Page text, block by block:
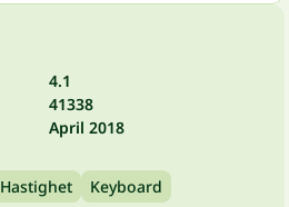
4.1
41338
April 2018
Hastighet
Keyboard